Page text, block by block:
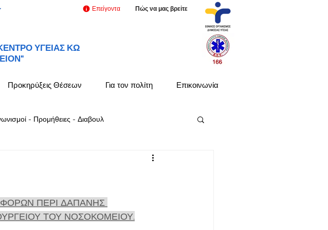
ΥΓΕΙΑΣ ΚΩ
Επείγοντα Πώς να μας βρείτε
Προκηρύξεις Θέσεων Για τον πολίτη Επικοινωνία
- Προμήθειες - Διαβουλ
ΠΕΡΙ ΔΑΠΑΝΗΣ
ΤΟΥ ΝΟΣΟΚΟΜΕΙΟΥ.